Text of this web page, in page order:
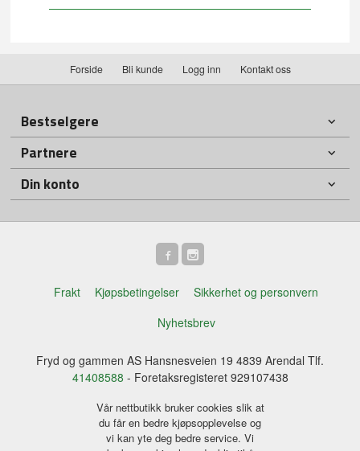
Forside Bli kunde Logg inn Kontakt oss
Bestselgere
Partnere
Din konto
Frakt Kjøpsbetingelser
Sikkerhet og personvern
Nyhetsbrev
Fryd og gammen AS Hansnesveien 19 4839 Arendal Tlf.
41408588 - Foretaksregisteret 929107438
Vår nettbutikk bruker cookies slik at
du får en bedre kjøpsopplevelse og
vi kan yte deg bedre service. Vi